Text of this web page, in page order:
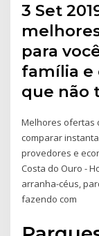
3 Set
para
família e
que não
Melhores ofertas
comparar
provedores e
Costa do Ouro -
arranha-céus,
fazendo com